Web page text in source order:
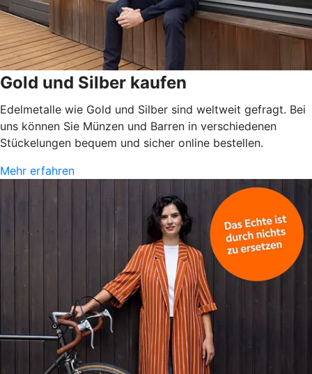
Gold und Silber kaufen
Edelmetalle wie Gold und Silber sind weltweit gefragt. Bei
uns können Sie Münzen und Barren in verschiedenen
Stückelungen bequem und sicher online bestellen.
Mehr erfahren